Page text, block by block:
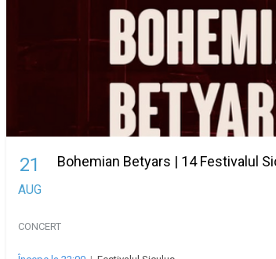
21
AUG
Bohemian Betyars | 14 Festivalul
CONCERT